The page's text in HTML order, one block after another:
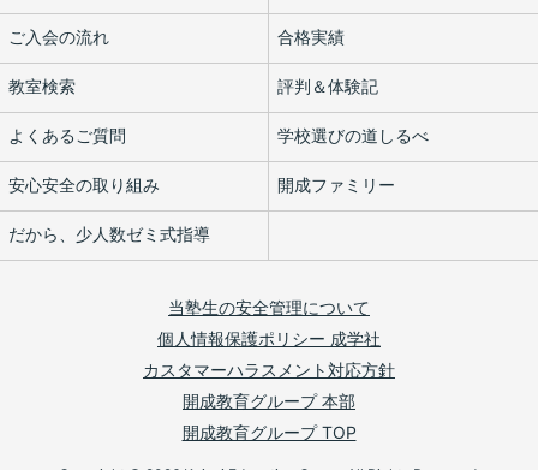
ご入会の流れ 合格実績
教室検索 評判＆体験記
よくあるご質問 学校選びの道しるべ
安心安全の取り組み 開成ファミリー
だから、少人数ゼミ式指導
当塾生の安全管理について
個人情報保護ポリシー 成学社
カスタマーハラスメント対応方針
開成教育グループ 本部
開成教育グループ TOP